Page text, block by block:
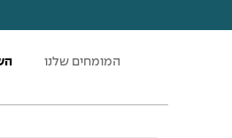
המומחים שלנו